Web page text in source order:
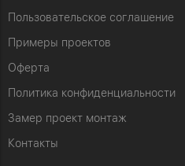
Пользовательское соглашение
Примеры проектов
Оферта
Политика конфиденциальности
Замер проект монтаж
Контакты